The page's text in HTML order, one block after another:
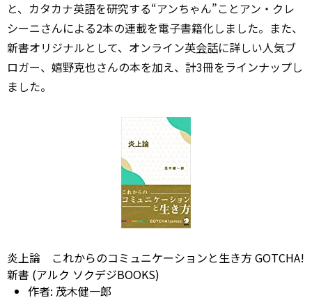
と、カタカナ英語を研究する“アンちゃん”ことアン・クレ
シーニさんによる2本の連載を電子書籍化しました。また、
新書オリジナルとして、オンライン英会話に詳しい人気ブ
ロガー、嬉野克也さんの本を加え、計3冊をラインナップし
ました。
炎上論 これからのコミュニケーションと生き方 GOTCHA!
新書 (アルク ソクデジBOOKS)
作者: 茂木健一郎